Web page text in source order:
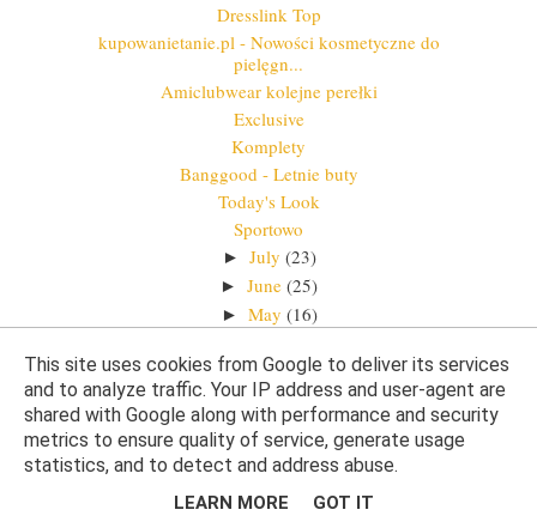
Dresslink Top
kupowanietanie.pl - Nowości kosmetyczne do
pielęgn...
Amiclubwear kolejne perełki
Exclusive
Komplety
Banggood - Letnie buty
Today's Look
Sportowo
► July (23)
► June (25)
► May (16)
►March(32)
►February(31)
►January(37)
►2015(328)
This site uses cookies from Google to deliver its services
and to analyze traffic. Your IP address and user-agent are
shared with Google along with performance and security
metrics to ensure quality of service, generate usage
statistics, and to detect and address abuse.
LEARN MORE GOT IT